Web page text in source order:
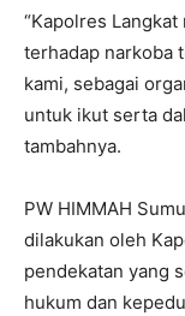
“Kapolres
terhadap narkoba
kami, sebagai
untuk ikut serta
tambahnya.
PW HIMMAH
dilakukan oleh
pendekatan yang
hukum dan